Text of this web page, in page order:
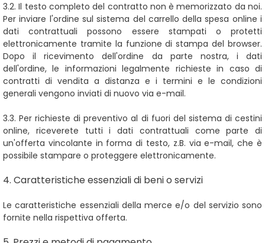
3.2. Il testo completo del contratto non è memorizzato da noi.
Per inviare l'ordine sul sistema del carrello della spesa onlinei
dati contrattuali possono essere stampati o protetti
elettronicamente tramite la funzione di stampa del browser.
Dopo il ricevimento dell'ordine da parte nostra, i dati
dell'ordine, le informazioni legalmente richieste in caso di
contratti di vendita a distanza e i termini e le condizioni
generali vengono inviati di nuovo via e-mail.
3.3. Per richieste di preventivo al di fuori del sistema di cestini
online, riceverete tutti i dati contrattuali come parte di
un'offerta vincolante in forma di testo, z.B. via e-mail, che è
possibile stampare o proteggere elettronicamente.
4. Caratteristiche essenziali di beni o servizi
Le caratteristiche essenziali della merce e/o del servizio sono
fornite nella rispettiva offerta.